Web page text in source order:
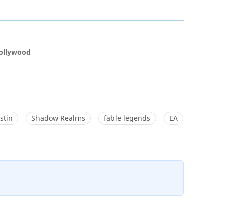
Shadow Realms fable legends EA